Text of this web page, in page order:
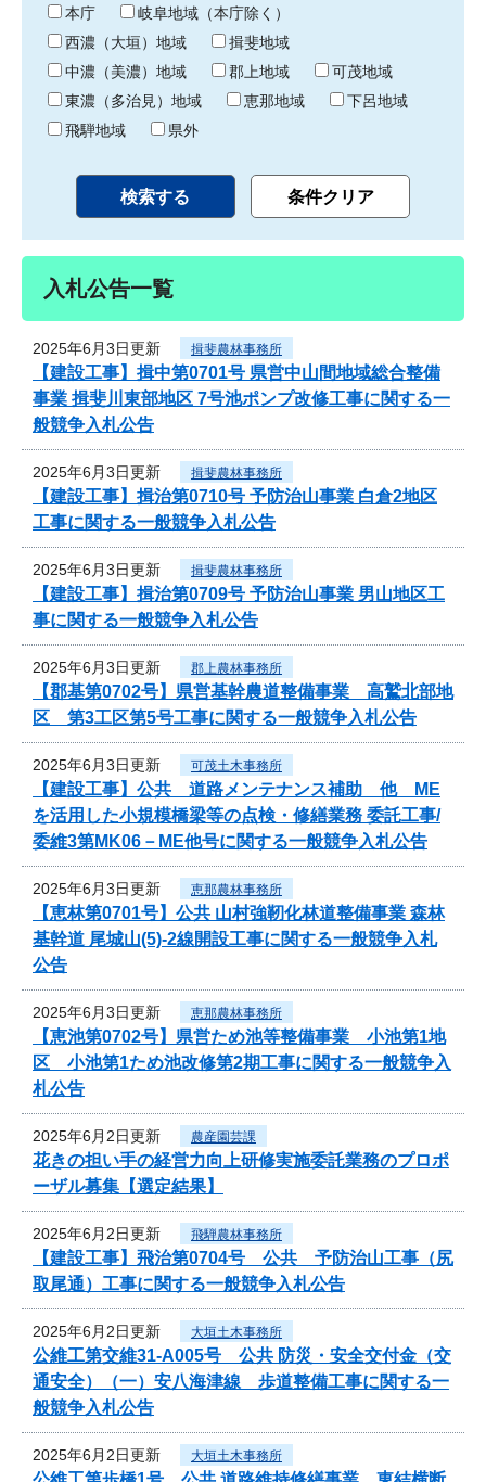
わ
り
本庁
岐阜地域（本庁除く）
西濃（大垣）地域
揖斐地域
中濃（美濃）地域
郡上地域
可茂地域
東濃（多治見）地域
恵那地域
下呂地域
飛騨地域
県外
入札公告一覧
2025年6月3日更新 揖斐農林事務所
【建設工事】揖中第0701号 県営中山間地域総合整備
事業 揖斐川東部地区 7号池ポンプ改修工事に関する一
般競争入札公告
2025年6月3日更新 揖斐農林事務所
【建設工事】揖治第0710号 予防治山事業 白倉2地区
工事に関する一般競争入札公告
2025年6月3日更新 揖斐農林事務所
【建設工事】揖治第0709号 予防治山事業 男山地区工
事に関する一般競争入札公告
2025年6月3日更新 郡上農林事務所
【郡基第0702号】県営基幹農道整備事業 高鷲北部地
区 第3工区第5号工事に関する一般競争入札公告
2025年6月3日更新 可茂土木事務所
【建設工事】公共 道路メンテナンス補助 他 ME
を活用した小規模橋梁等の点検・修繕業務 委託工事/
委維3第MK06－ME他号に関する一般競争入札公告
2025年6月3日更新 恵那農林事務所
【恵林第0701号】公共 山村強靭化林道整備事業 森林
基幹道 尾城山(5)-2線開設工事に関する一般競争入札
公告
2025年6月3日更新 恵那農林事務所
【恵池第0702号】県営ため池等整備事業 小池第1地
区 小池第1ため池改修第2期工事に関する一般競争入
札公告
2025年6月2日更新 農産園芸課
花きの担い手の経営力向上研修実施委託業務のプロポ
ーザル募集【選定結果】
2025年6月2日更新 飛騨農林事務所
【建設工事】飛治第0704号 公共 予防治山工事（尻
取尾通）工事に関する一般競争入札公告
2025年6月2日更新 大垣土木事務所
公維工第交維31-A005号 公共 防災・安全交付金（交
通安全）（一）安八海津線 歩道整備工事に関する一
般競争入札公告
2025年6月2日更新 大垣土木事務所